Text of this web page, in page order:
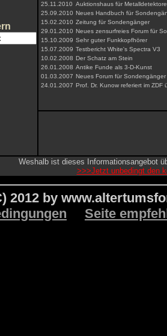
25.11.2010 Auktionshaus für
25.09.2010 Neues Handbuch für
15.02.2010 Zeitung für Sondengänger
29.01.2010 Neues zensurfreies Forum für
15.10.2009 Sehr guter Funkkopfhörer
15.07.2009 Testbericht White's Spectra V3
10.02.2008 Der Schatz am Stein
26.01.2008 Antike Funde als 3-D-Kunst
01.03.2007 Neues Forum für
24.01.2007 Prof. Dr. Kunow referiert im ZDF
Weshalb ist dieses Informationsangebot
>>>Jetzt unbedingt den
2012 by
Seite